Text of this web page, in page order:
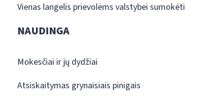
Vienas langelis prievolėms valstybei sumokėti
NAUDINGA
Mokesčiai ir jų dydžiai
Atsiskaitymas grynaisiais pinigais